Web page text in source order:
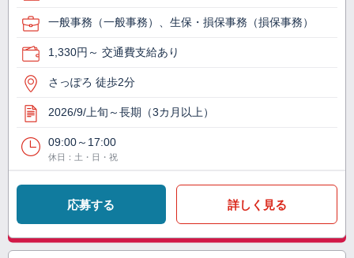
一般事務（一般事務）、生保・損保事務（損保事務）
1,330円～ 交通費支給あり
さっぽろ 徒歩2分
2026/9/上旬～長期（3カ月以上）
09:00～17:00
休日：土・日・祝
応募する 詳しく見る